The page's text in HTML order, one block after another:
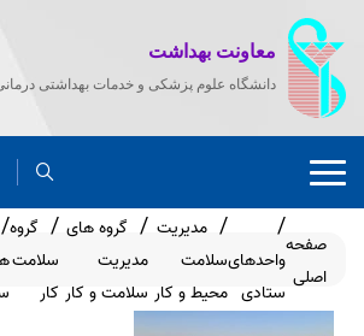
معاونت بهداشت
دانشگاه علوم پزشکی و خدمات بهداشتی
صفحه
اصلی
واحدهای
ستادی
مدیریت
سلامت
محیط و کار
گروه های
مدیریت
سلامت و کار
گروه
سلامت
کار